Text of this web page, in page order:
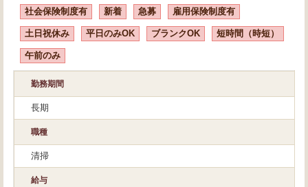
社会保険制度有 新着 急募 雇用保険制度有
土日祝休み 平日のみOK ブランクOK 短時間（時短）
午前のみ
勤務期間
長期
職種
清掃
給与